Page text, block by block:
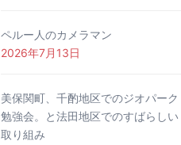
ペルー人のカメラマン
2026年7月13日
美保関町、千酌地区でのジオパーク
勉強会。と法田地区でのすばらしい
取り組み